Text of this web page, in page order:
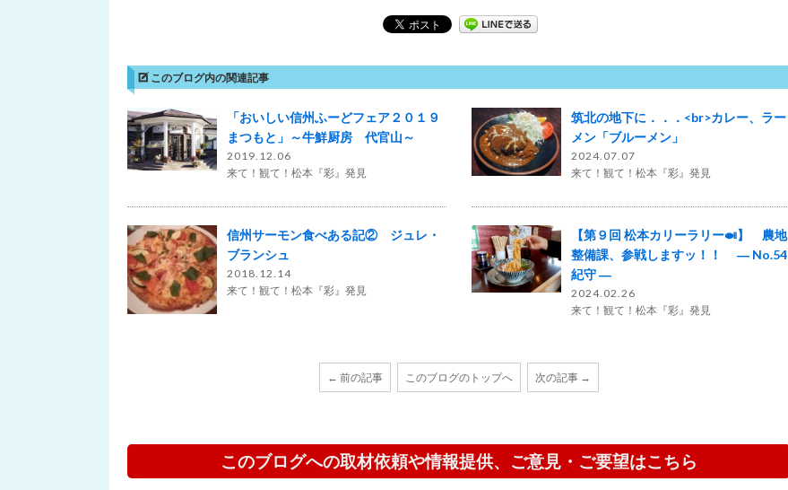
このブログ内の関連記事
「おいしい信州ふーどフェア２０１９
まつもと」～牛鮮厨房 代官山～
2019.12.06
来て！観て！松本『彩』発見
筑北の地下に．．．<br>カレー、ラー
メン「ブルーメン」
2024.07.07
来て！観て！松本『彩』発見
信州サーモン食べある記② ジュレ・
ブランシュ
2018.12.14
来て！観て！松本『彩』発見
【第９回 松本カリーラリー🍛】 農地
整備課、参戦しますッ！！ ― No.54
紀守 ―
2024.02.26
来て！観て！松本『彩』発見
← 前の記事 このブログのトップへ 次の記事 →
このブログへの取材依頼や情報提供、ご意見・ご要望はこちら